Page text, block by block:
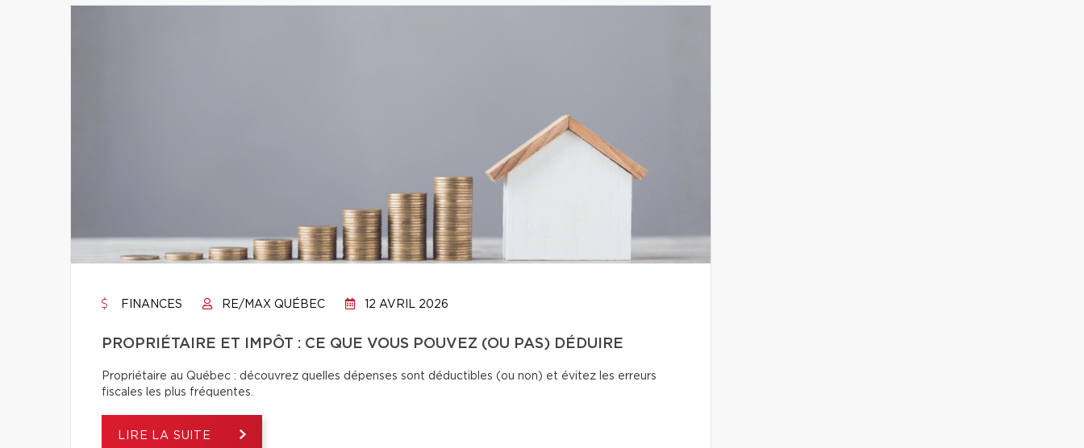
FINANCES RE/MAX QUÉBEC 12 AVRIL 2026
PROPRIÉTAIRE ET IMPÔT : CE QUE VOUS POUVEZ (OU PAS) DÉDUIRE
Propriétaire au Québec : découvrez quelles dépenses sont déductibles (ou non) et évitez les erreurs
fiscales les plus fréquentes.
LIRE LA SUITE